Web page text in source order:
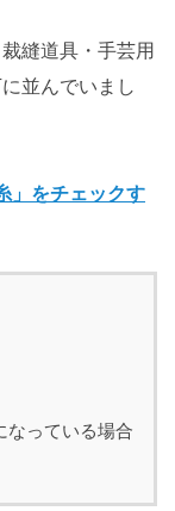
縫道具・手芸用
並んでいまし
」をチェックす
なっている場合